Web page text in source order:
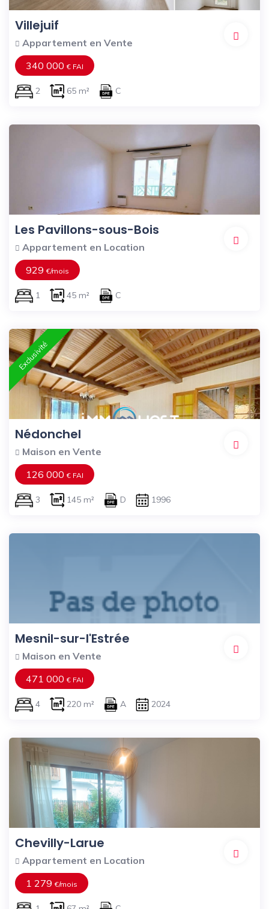
Villejuif
Appartement en Vente
340 000€ FAI
2 65 m² C
Les Pavillons-sous-Bois
Appartement en Location
929€/mois
1 45 m² C
Exclusivité
Nédonchel
Maison en Vente
126 000€ FAI
3 145 m² D 1996
Mesnil-sur-l'Estrée
Maison en Vente
471 000€ FAI
4 220 m² A 2024
Chevilly-Larue
Appartement en Location
1 279€/mois